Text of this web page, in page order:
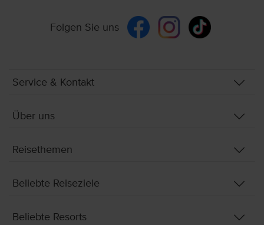
Folgen Sie uns
Service & Kontakt
Über uns
Reisethemen
Beliebte Reiseziele
Beliebte Resorts